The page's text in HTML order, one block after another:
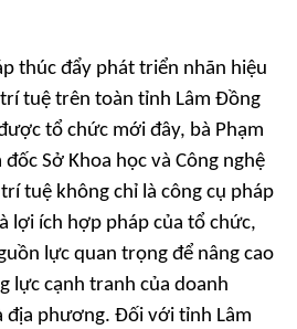
thúc đẩy phát triển nhãn hiệu
tuệ trên toàn tỉnh Lâm Đồng
tổ chức mới đây, bà Phạm
Sở Khoa học và Công nghệ
tuệ không chỉ là công cụ pháp
lợi ích hợp pháp của tổ chức,
lực quan trọng để nâng cao
lực cạnh tranh của doanh
địa phương. Đối với tỉnh Lâm